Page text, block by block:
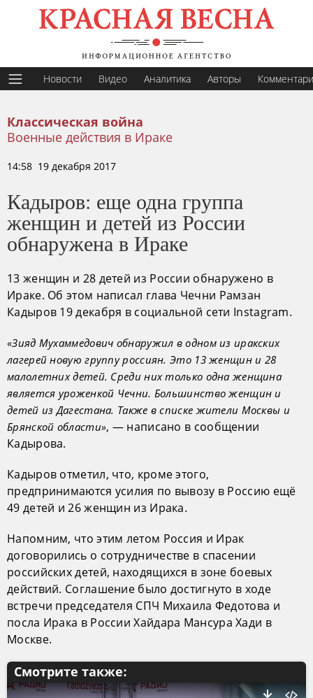
Новости Видео Аналитика Авторы
Классическая война
Военные действия в Ираке
14:58 19 декабря 2017
Кадыров: еще одна группа
женщин и детей из России
обнаружена в Ираке
13 женщин и 28 детей из России обнаружено в
Ираке. Об этом написал глава Чечни Рамзан
Кадыров 19 декабря в социальной сети Instagram.
«Зияд Мухаммедович обнаружил в одном из иракских
лагерей новую группу россиян. Это 13 женщин и 28
малолетних детей. Среди них только одна женщина
является уроженкой Чечни. Большинство женщин и
детей из Дагестана. Также в списке жители Москвы и
Брянской области», — написано в сообщении
Кадырова.
Кадыров отметил, что, кроме этого,
предпринимаются усилия по вывозу в Россию ещё
49 детей и 26 женщин из Ирака.
Напомним, что этим летом Россия и Ирак
договорились о сотрудничестве в спасении
российских детей, находящихся в зоне боевых
действий. Соглашение было достигнуто в ходе
встречи председателя СПЧ Михаила Федотова и
посла Ирака в России Хайдара Мансура Хади в
Москве.
Смотрите также: